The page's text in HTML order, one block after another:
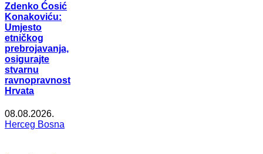
Zdenko Ćosić
Konakoviću:
Umjesto
etničkog
prebrojavanja,
osigurajte
stvarnu
ravnopravnost
Hrvata
08.08.2026.
Herceg Bosna